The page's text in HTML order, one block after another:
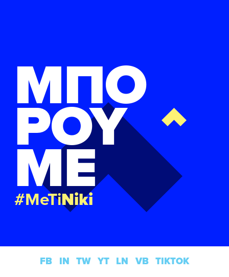
ΜΠΟ
ΡΟΥ
ΜΕ
#MeTiNiki
FB IN TW YT LN VB TIKTOK